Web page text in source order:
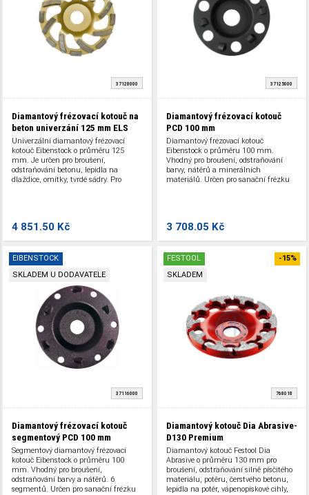
37128000
Diamantový frézovací kotouč na
beton univerzání 125 mm ELS
Univerzální diamantový frézovací
kotouč Eibenstock o průměru 125
mm. Je určen pro broušení,
odstraňování betonu, lepidla na
dlaždice, omítky, tvrdé sádry. Pro
4 851.50 Kč
37125000
Diamantový frézovací kotouč
PCD 100 mm
Diamantový frézovací kotouč
Eibenstock o průměru 100 mm.
Vhodný pro broušení, odstraňování
barvy, nátěrů a minerálních
materiálů. Určen pro sanační frézku
3 708.05 Kč
EIBENSTOCK
SKLADEM U DODAVATELE
37116000
Diamantový frézovací kotouč
segmentový PCD 100 mm
Segmentový diamantový frézovací
kotouč Eibenstock o průměru 100
mm. Vhodný pro broušení,
odstraňování barvy a nátěrů. 6
segmentů. Určen pro sanační frézku
FESTOOL
SKLADEM
-15%
768018
Diamantový kotouč Dia Abrasive-
D130 Premium
Diamantový kotouč Festool Dia
Abrasive o průměru 130 mm pro
broušení, odstraňování silně písčitého
materiálu, potěru, čerstvého betonu,
lepidla na potěr, vápenopískové cihly,